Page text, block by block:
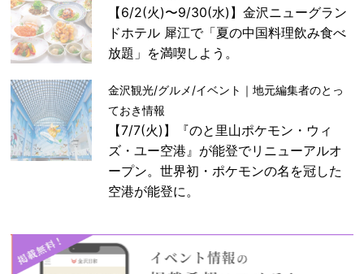
【6/2(火)〜9/30(水)】金沢ニューグラン
ドホテル 犀江で「夏の中国料理飲み食べ
放題」を満喫しよう。
金沢観光/グルメ/イベント｜地元編集者のとっ
ておき情報
【7/7(火)】『のと里山ポケモン・ウィ
ズ・ユー空港』が能登でリニューアルオ
ープン。世界初・ポケモンの名を冠した
空港が能登に。